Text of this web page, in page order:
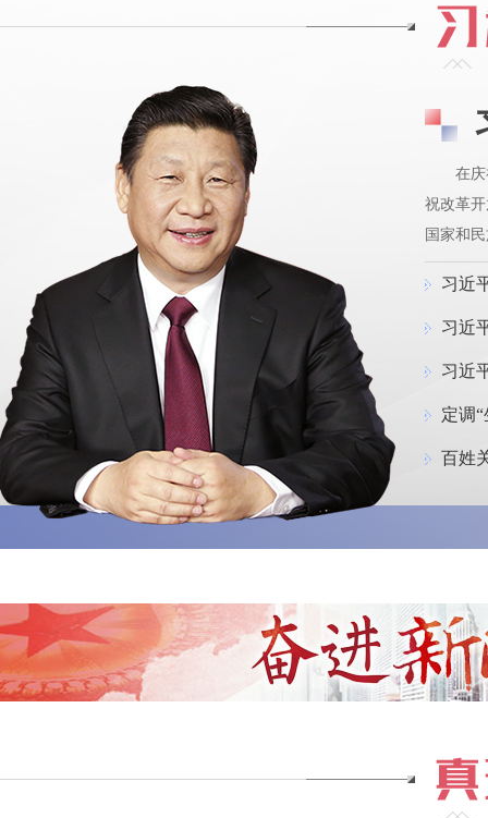
在
祝改革
国家和
习近
习近
习近
百姓